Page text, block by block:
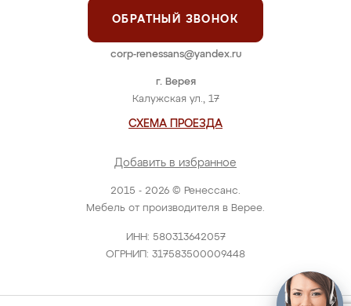
2015 - 2026 © Ренессанс.
Мебель от производителя в Верее.
ИНН: 580313642057
ОГРНИП: 317583500009448
г. Верея
Калужская ул., 17
СХЕМА ПРОЕЗДА
Добавить в избранное
ОБРАТНЫЙ ЗВОНОК
corp-renessans@yandex.ru